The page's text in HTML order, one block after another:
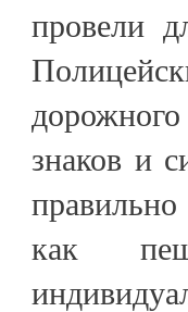
провели
знаков и
как